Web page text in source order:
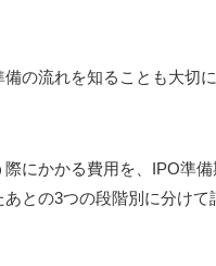
の流れを知ることも大切
にかかる費用を、IPO準
との3つの段階別に分けて